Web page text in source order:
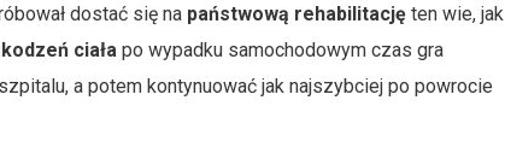
dostać się na państwową rehabilitację ten wie, jak
ciała po wypadku samochodowym czas gra
a potem kontynuować jak najszybciej po powrocie